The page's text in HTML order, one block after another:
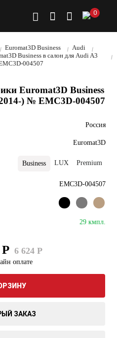
0
Euromat3D Business
Audi
Business в салон для Audi A3
004507
Euromat3D Business
) № EMC3D-004507
Россия
Euromat3D
Business LUX Premium
EMC3D-004507
29 кмпл.
Р 6 624 Р
оплате
ЗАКАЗ